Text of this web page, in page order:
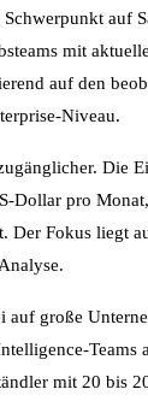
auf
mit
auf den
Niveau.
Die
Dollar pro
Der Fokus liegt
auf große
Teams
mit 20 bis